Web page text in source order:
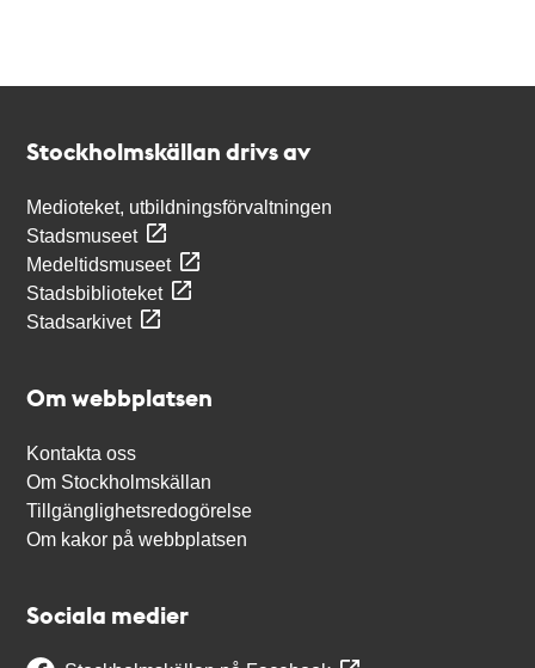
Stockholmskällan drivs av
Medioteket, utbildningsförvaltningen
Stadsmuseet
Medeltidsmuseet
Stadsbiblioteket
Stadsarkivet
Om webbplatsen
Kontakta oss
Om Stockholmskällan
Tillgänglighetsredogörelse
Om kakor på webbplatsen
Sociala medier